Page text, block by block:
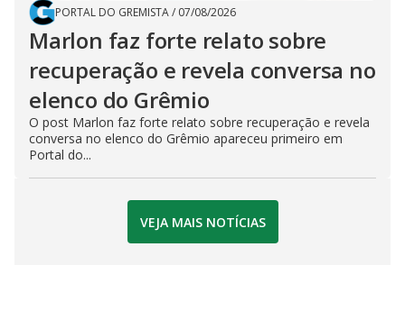
PORTAL DO GREMISTA/ 07/08/2026
Marlon faz forte relato sobre
recuperação e revela conversa no
elenco do Grêmio
O post Marlon faz forte relato sobre recuperação e revela
conversa no elenco do Grêmio apareceu primeiro em
Portal do...
VEJA MAIS NOTÍCIAS